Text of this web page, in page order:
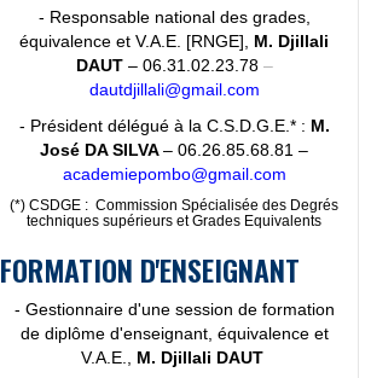
- Responsable national des grades,
équivalence et V.A.E. [RNGE], M. Djillali
DAUT – 06.31.02.23.78 –
dautdjillali@gmail.com
- Président délégué à la C.S.D.G.E.* : M.
José DA SILVA– 06.26.85.68.81 –
academiepombo@gmail.com
(*) CSDGE : Commission Spécialisée des Degrés
techniques supérieurs et Grades Equivalents
FORMATION D'ENSEIGNANT
- Gestionnaire d'une session de formation
de diplôme d'enseignant, équivalence et
V.A.E., M. Djillali DAUT